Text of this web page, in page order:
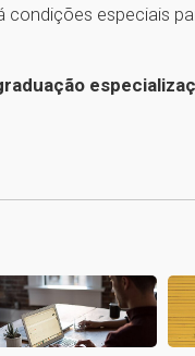
condições especiais